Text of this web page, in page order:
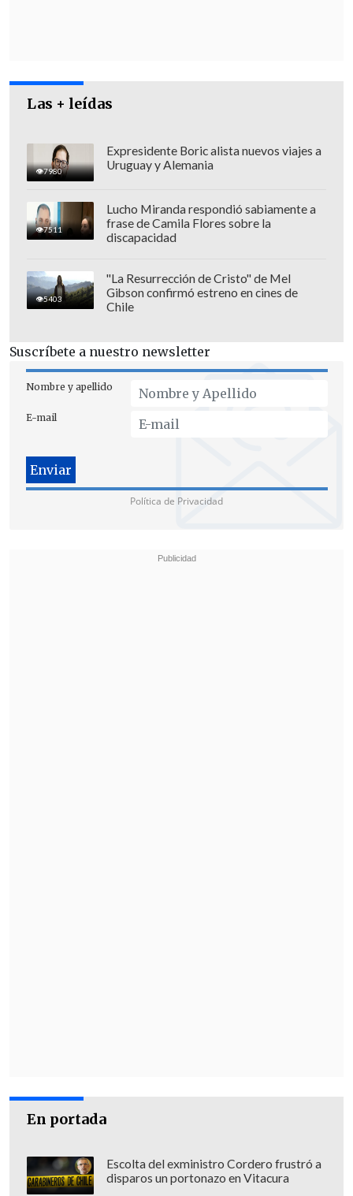
Las + leídas
7980
Expresidente Boric alista nuevos viajes a
Uruguay y Alemania
7511
Lucho Miranda respondió sabiamente a
frase de Camila Flores sobre la
discapacidad
5403
"La Resurrección de Cristo" de Mel
Gibson confirmó estreno en cines de
Chile
Suscríbete a nuestro newsletter
Nombre y apellido
E-mail
Política de Privacidad
En portada
Escolta del exministro Cordero frustró a
disparos un portonazo en Vitacura